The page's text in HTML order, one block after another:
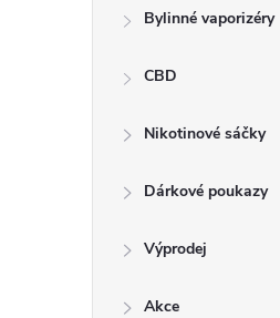
Bylinné vaporizéry
CBD
Nikotinové sáčky
Dárkové poukazy
Výprodej
Akce